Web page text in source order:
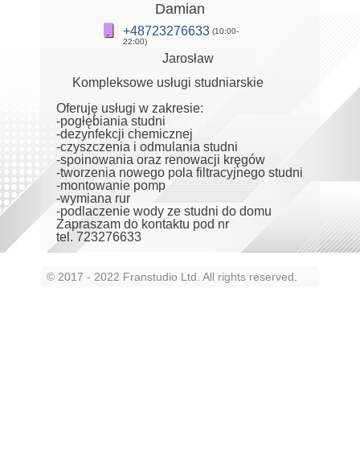
Damian
+48723276633 (10:00-
22:00)
Jarosław
Kompleksowe usługi studniarskie
Oferuję usługi w zakresie:
-pogłębiania studni
-dezynfekcji chemicznej
-czyszczenia i odmulania studni
-spoinowania oraz renowacji kręgów
-tworzenia nowego pola filtracyjnego studni
-montowanie pomp
-wymiana rur
-podlaczenie wody ze studni do domu
Zapraszam do kontaktu pod nr
tel. 723276633
© 2017 - 2022 Franstudio Ltd. All rights reserved